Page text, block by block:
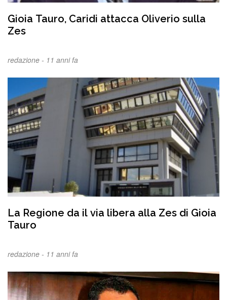
Gioia Tauro, Caridi attacca Oliverio sulla
Zes
redazione - 11 anni fa
La Regione da il via libera alla Zes di Gioia
Tauro
redazione - 11 anni fa